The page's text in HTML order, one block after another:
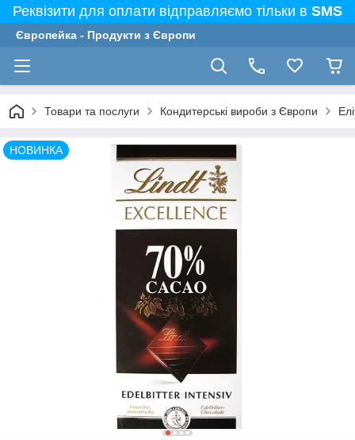
Реквізити для оплати відправляємо тільки в SMS
Європейка - Продукти з Європи
Товари та послуги Кондитерські вироби з Європи
НОВИНКА